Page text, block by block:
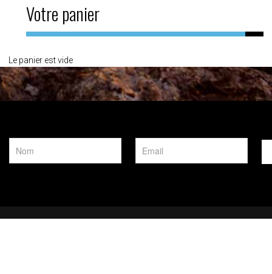
Votre panier
Le panier est vide